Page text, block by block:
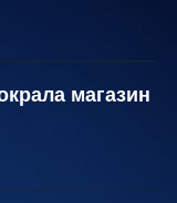
магазин